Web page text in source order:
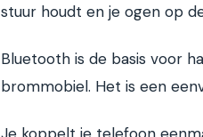
stuur houdt en je ogen op
Bluetooth is de basis voor
brommobiel. Het is een